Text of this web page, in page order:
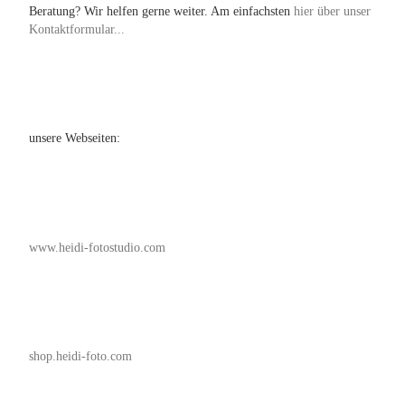
Beratung? Wir helfen gerne weiter. Am einfachsten hier über unser
Kontaktformular...
unsere Webseiten:
www.heidi-fotostudio.com
shop.heidi-foto.com